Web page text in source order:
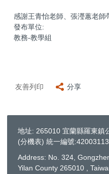
感謝王青怡老師、張瀅蕙老師
發布單位:
教務-教學組
友善列印 分享
地址: 265010 宜蘭縣羅東鎮
(分機表) 統一編號:42003113
Address: No. 324,
Yilan County 265010 ,